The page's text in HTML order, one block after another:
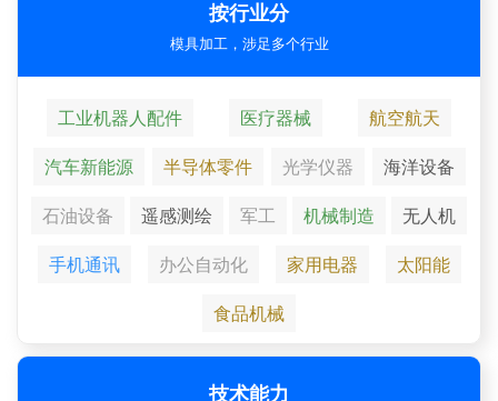
按行业分
模具加工，涉足多个行业
工业机器人配件 医疗器械
航空航天
汽车新能源
半导体零件 光学仪器
海洋设备
石油设备
遥感测绘 军工 机械制造
无人机
手机通讯
办公自动化 家用电器
太阳能
食品机械
技术能力